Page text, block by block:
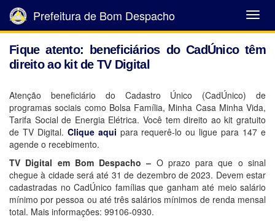
Abrir
Menu
Prefeitura de Bom Despacho
Fique atento: beneficiários do CadÚnico têm
direito ao kit de TV Digital
Atenção beneficiário do Cadastro Único (CadÚnico) de
programas sociais como Bolsa Família, Minha Casa Minha Vida,
Tarifa Social de Energia Elétrica. Você tem direito ao kit gratuito
de TV Digital. Clique aqui para requerê-lo ou ligue para 147 e
agende o recebimento.
TV Digital em Bom Despacho – O prazo para que o sinal
chegue à cidade será até 31 de dezembro de 2023. Devem estar
cadastradas no CadÚnico famílias que ganham até meio salário
mínimo por pessoa ou até três salários mínimos de renda mensal
total. Mais informações: 99106-0930.